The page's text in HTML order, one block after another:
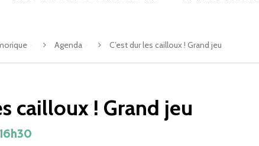
Agenda C’est dur les cailloux ! Grand jeu
cailloux ! Grand jeu
16h30